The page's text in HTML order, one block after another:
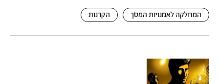
המחלקה לאמנויות המסך הקרנות